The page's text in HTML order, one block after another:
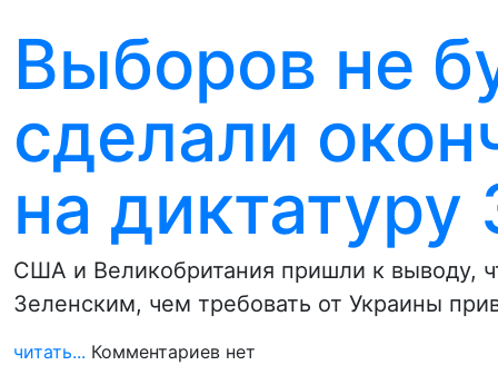
Выборов не
сделали
на диктатуру
США и Великобритания пришли к выводу,
Зеленским, чем требовать от Украины
читать... Комментариев нет